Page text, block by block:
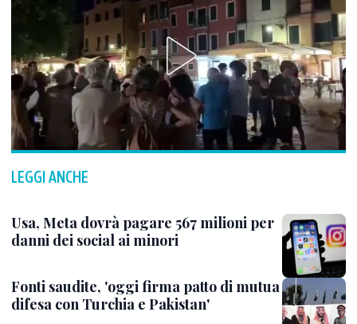
LEGGI ANCHE
Usa, Meta dovrà pagare 567 milioni per
danni dei social ai minori
Fonti saudite, 'oggi firma patto di mutua
difesa con Turchia e Pakistan'